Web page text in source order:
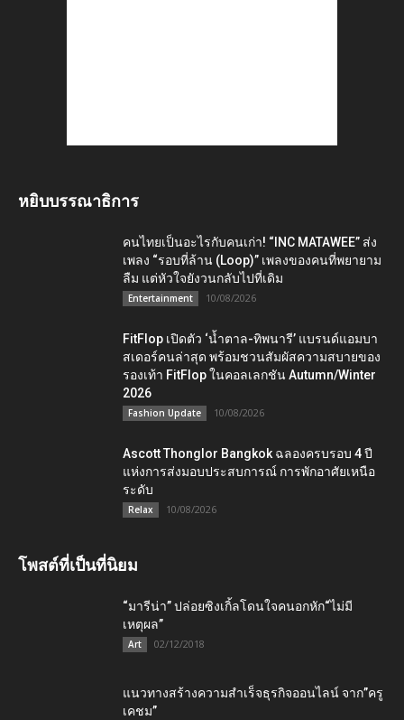
หยิบบรรณาธิการ
คนไทยเป็นอะไรกับคนเก่า! “INC MATAWEE” ส่ง
เพลง “รอบที่ล้าน (Loop)” เพลงของคนที่พยายาม
ลืม แต่หัวใจยังวนกลับไปที่เดิม
Entertainment 10/08/2026
FitFlop เปิดตัว ‘น้ำตาล-ทิพนารี’ แบรนด์แอมบา
สเดอร์คนล่าสุด พร้อมชวนสัมผัสความสบายของ
รองเท้า FitFlop ในคอลเลกชัน Autumn/Winter
2026
Fashion Update 10/08/2026
Ascott Thonglor Bangkok ฉลองครบรอบ 4 ปี
แห่งการส่งมอบประสบการณ์ การพักอาศัยเหนือ
ระดับ
Relax 10/08/2026
โพสต์ที่เป็นที่นิยม
“มารีน่า” ปล่อยซิงเกิ้ลโดนใจคนอกหัก“ไม่มี
เหตุผล”
Art 02/12/2018
แนวทางสร้างความสำเร็จธุรกิจออนไลน์ จาก”ครู
เคชม”